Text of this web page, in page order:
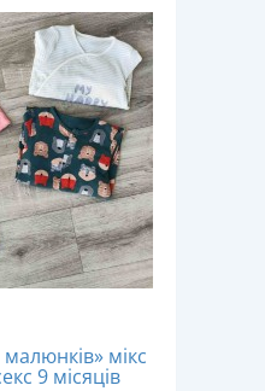
мікс
9 місяців